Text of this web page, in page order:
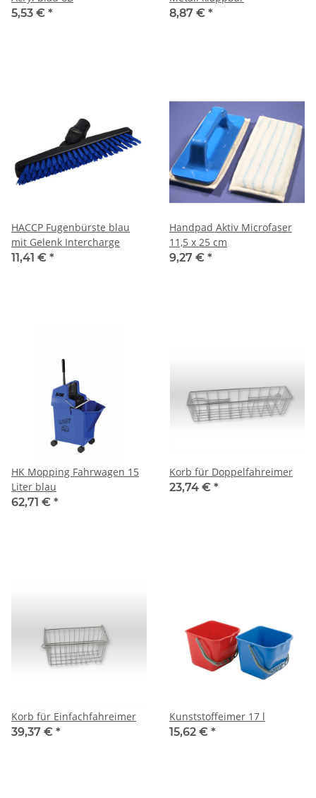
5,53 € *
8,87 € *
HACCP Fugenbürste blau
mit Gelenk Intercharge
11,41 € *
Handpad Aktiv Microfaser
11,5 x 25 cm
9,27 € *
HK Mopping Fahrwagen 15
Liter blau
62,71 € *
Korb für Doppelfahreimer
23,74 € *
Korb für Einfachfahreimer
39,37 € *
Kunststoffeimer 17 l
15,62 € *